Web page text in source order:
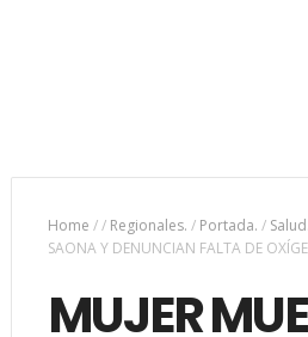
Home // Regionales. / Portada. / Salud.
SAONA Y DENUNCIAN FALTA DE
MUJER